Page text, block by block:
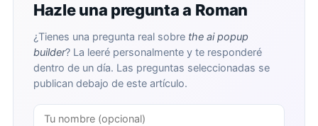
Hazle una pregunta a Roman
¿Tienes una pregunta real sobre the ai popup
builder? La leeré personalmente y te responderé
dentro de un día. Las preguntas seleccionadas se
publican debajo de este artículo.